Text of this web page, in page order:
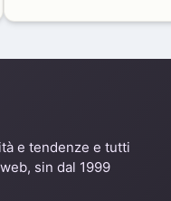
alternative
e tendenze e tutti
sin dal 1999